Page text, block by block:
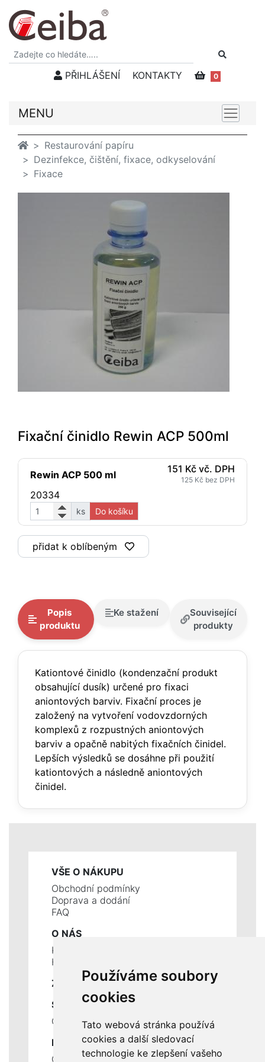
Používáme soubory
cookies
Tato webová stránka používá
cookies a další sledovací
technologie ke zlepšení vašeho
PŘIHLÁŠENÍ KONTAKTY 0
MENU
Restaurování papíru
Dezinfekce, čištění, fixace, odkyselování
Fixace
Fixační činidlo Rewin ACP 500ml
Rewin ACP 500 ml 151 Kč vč. DPH
125 Kč bez DPH
20334
ks Do košíku
přidat k oblíbeným
Popis
produktu
Ke stažení
Související
produkty
Kationtové činidlo (kondenzační produkt
obsahující dusík) určené pro fixaci
aniontových barviv. Fixační proces je
založený na vytvoření vodovzdorných
komplexů z rozpustných aniontových
barviv a opačně nabitých fixačních činidel.
Lepších výsledků se dosáhne při použití
kationtových a následně aniontových
činidel.
VŠE O NÁKUPU
Obchodní podmínky
Doprava a dodání
FAQ
O NÁS
Kontakty
Historie a současnost
ZÁKLADNÍ ÚDAJE
SLUŽBY
Ceník servisních prací
DŮLEŽITÉ INFORMACE
Ochrana osobních údajů